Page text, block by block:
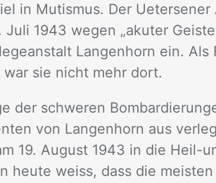
in Mu­tis­mus. Der
Juli 1943 we­gen „aku­ter
Lan­gen­horn ein. Als
sie nicht mehr dort.
der schwe­ren
von Lan­gen­horn aus
19. Au­gust 1943 in die Heil-
heu­te weiss, dass die